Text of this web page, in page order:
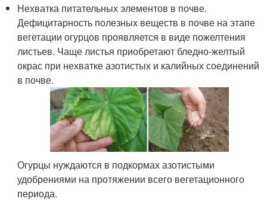
Нехватка питательных элементов в почве.
Дефицитарность полезных веществ в почве на этапе
вегетации огурцов проявляется в виде пожелтения
листьев. Чаще листья приобретают бледно-желтый
окрас при нехватке азотистых и калийных соединений
в почве.
Огурцы нуждаются в подкормах азотистыми
удобрениями на протяжении всего вегетационного
периода.